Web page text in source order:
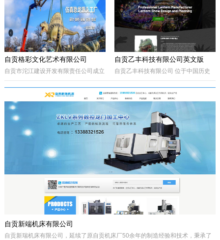
导下的全市性质量组织，是我市传播国内外先进质量管理方法、助推质量事业发
展的中坚力量。是联系广大企业和质量工作者的纽带。
自贡乙丰科技有限公司英文版
自贡乙丰科技有限公司 位于中国历史
城”、“千年盐都”美誉的四川省自贡市。
公司自成立以来秉承质量第一、诚信为
本、开拓创兴的经营理念为宗旨，取得
了国内外客户的高度认可。公司拥有优
秀的策划设计团队、实战经验丰富的施
工队伍、科学的管理模式，秉承着创新
的理念、先进的技术、严格的施工管
理、热诚服务的态度为客户创造更大的
自贡格彩文化艺术有限公司
自贡市沱江建设开发有限责任公司成立
于自贡市高新区金泽华府旁，注册资本
10000万元，由自贡市城市建设投资开
发集团有限公司、自贡市鸿宇实业有限
公司、自贡市大安区汇安国有资本投资
运营集团有限公司、自贡市宇盛投资有
限公司等四个国有公司出资组建，市城
投集团控股。公司经营范围是沱江航电
镇、新农村和现代农业建设、移民安置
服务，基础设施及岸线生态建设，河道
疏浚、水环境治理和水资源经营利用，
港口码头装卸与仓储、港口物流...
自贡新端机床有限公司
自贡新瑞机床有限公司，延续了原自贡机床厂50余年的制造经验和技术，秉承了